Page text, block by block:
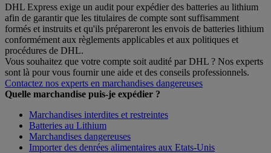
DHL Express exige un audit pour expédier des batteries au lithium
afin de garantir que les titulaires de compte sont suffisamment
formés et instruits et qu'ils prépareront les envois de batteries lithium
conformément aux règlements applicables et aux politiques et
procédures de DHL.
Vous souhaitez que votre compte soit audité par DHL ? Nos experts
sont là pour vous fournir une aide et des conseils professionnels.
Contactez nos experts en marchandises dangereuses
Quelle marchandise puis-je expédier ?
Marchandises interdites et restreintes
Batteries au Lithium
Marchandises dangereuses
Importer des denrées alimentaires aux Etats-Unis